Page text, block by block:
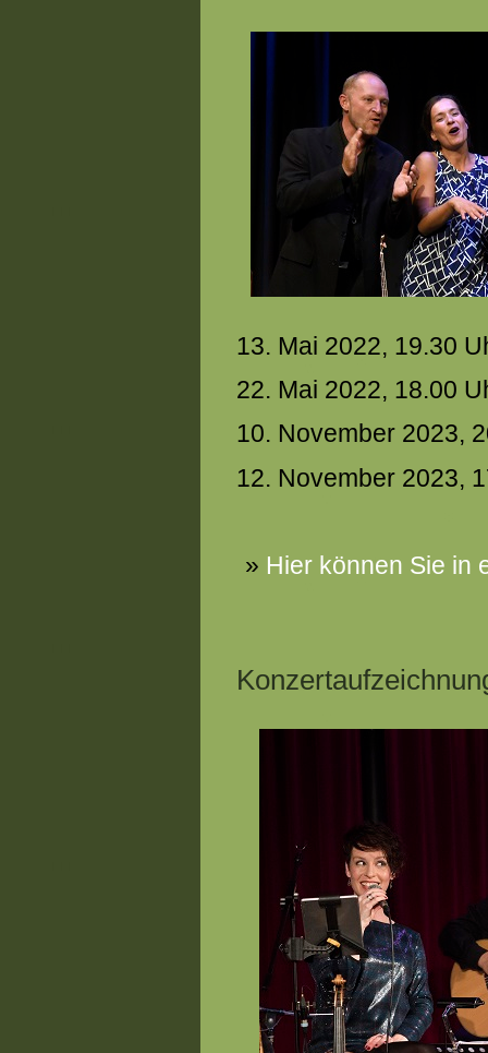
13. Mai 2022, 19.30
22. Mai 2022, 18.00
10. November 2023,
12. November 2023,
» Hier können Sie in